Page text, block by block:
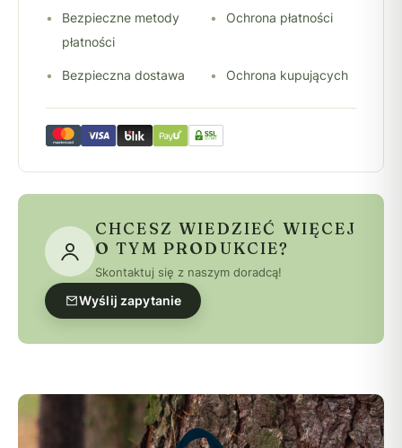
Bezpieczne metody
płatności
Ochrona płatności
Bezpieczna dostawa Ochrona kupujących
CHCESZ WIEDZIEĆ WIĘCEJ
O TYM PRODUKCIE?
Skontaktuj się z naszym doradcą!
Wyślij zapytanie